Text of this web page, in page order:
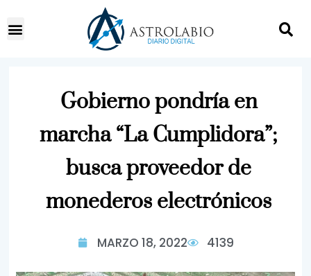
Gobierno pondría en
marcha “La Cumplidora”;
busca proveedor de
monederos electrónicos
MARZO 18, 2022 4139